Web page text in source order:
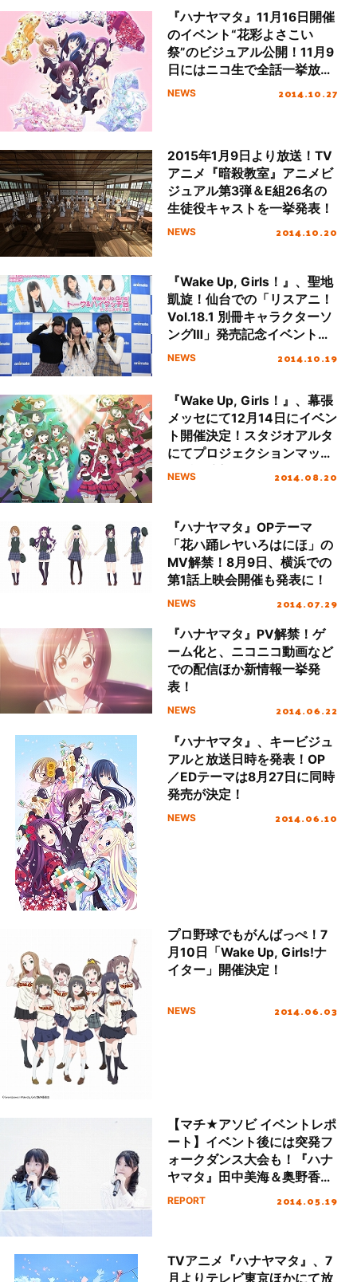
『ハナヤマタ』11月16日開催
のイベント“花彩よさこい
祭”のビジュアル公開！11月9
日にはニコ生で全話一挙放送
も！
NEWS 2014.10.27
2015年1月9日より放送！TV
アニメ『暗殺教室』アニメビ
ジュアル第3弾＆E組26名の
生徒役キャストを一挙発表！
NEWS 2014.10.20
『Wake Up, Girls！』、聖地
凱旋！仙台での「リスアニ！
Vol.18.1 別冊キャラクターソ
ングⅢ」発売記念イベントは
大盛況！
NEWS 2014.10.19
『Wake Up, Girls！』、幕張
メッセにて12月14日にイベン
ト開催決定！スタジオアルタ
にてプロジェクションマッピ
ングも敢行！
NEWS 2014.08.20
『ハナヤマタ』OPテーマ
「花ハ踊レヤいろはにほ」の
MV解禁！8月9日、横浜での
第1話上映会開催も発表に！
NEWS 2014.07.29
『ハナヤマタ』PV解禁！ゲ
ーム化と、ニコニコ動画など
での配信ほか新情報一挙発
表！
NEWS 2014.06.22
『ハナヤマタ』、キービジュ
アルと放送日時を発表！OP
／EDテーマは8月27日に同時
発売が決定！
NEWS 2014.06.10
プロ野球でもがんばっぺ！7
月10日「Wake Up, Girls!ナ
イター」開催決定！
NEWS 2014.06.03
【マチ★アソビ イベントレポ
ート】イベント後には突発フ
ォークダンス大会も！『ハナ
ヤマタ』田中美海＆奥野香耶
出演ステージをレポート！
REPORT 2014.05.19
TVアニメ『ハナヤマタ』、7
月よりテレビ東京ほかにて放